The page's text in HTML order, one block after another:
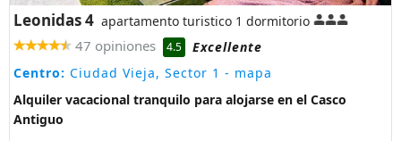
Leonidas 4 apartamento turistico 1 dormitorio
47 opiniones 4.5
Excellente
Centro: Ciudad Vieja, Sector 1 - mapa
Alquiler vacacional tranquilo para alojarse en el Casco
Antiguo